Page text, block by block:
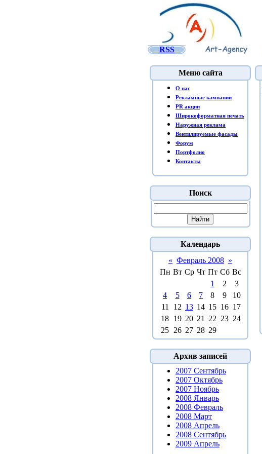
RSS
Меню сайта
O нас
Рекламные кампании
PR акции
Широкоформатная печать
Наружная реклама
Вентилируемые фасады
Форум
Портфолио
Контакты
Поиск
Календарь
« Февраль 2008 »
Пн Вт Ср Чт Пт Сб Вс
1
2
3
4
5 6 7 8 9
10
11
12 13 14 15 16 17
18 19 20 21 22 23 24
25 26 27 28 29
Архив записей
2007 Сентябрь
2007 Октябрь
2007 Ноябрь
2008 Январь
2008 Февраль
2008 Март
2008 Апрель
2008 Сентябрь
2009 Апрель